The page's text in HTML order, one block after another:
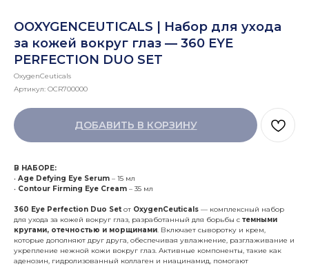
OOXYGENCEUTICALS | Набор для ухода
за кожей вокруг глаз — 360 EYE
PERFECTION DUO SET
OxygenCeuticals
Артикул: OCR700000
ДОБАВИТЬ В КОРЗИНУ
В НАБОРЕ:
• Age Defying Eye Serum – 15 мл
• Contour Firming Eye Cream – 35 мл
360 Eye Perfection Duo Setот OxygenCeuticals — комплексный набор
для ухода за кожей вокруг глаз, разработанный для борьбы с темными
кругами, отечностью и морщинами. Включает сыворотку и крем,
которые дополняют друг друга, обеспечивая увлажнение, разглаживание и
укрепление нежной кожи вокруг глаз. Активные компоненты, такие как
аденозин, гидролизованный коллаген и ниацинамид, помогают